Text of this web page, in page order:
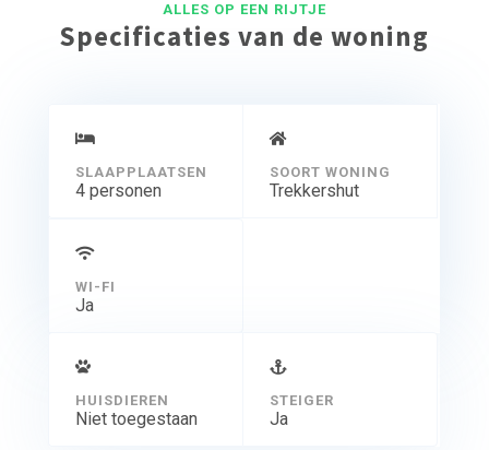
Let op! In de weekenden minimaal voor twee nachten te
boeken op vrijdag en zaterdag & honden zijn niet
U dient zelf uw slaapzak mee te nemen.
afstand van de ingang van camping d’Hof. Op de
ALLES OP EEN RIJTJE
Specificaties van de woning
SLAAPPLAATSEN
4 personen
SOORT WONING
Trekkershut
WI-FI
Ja
HUISDIEREN
Niet toegestaan
STEIGER
Ja